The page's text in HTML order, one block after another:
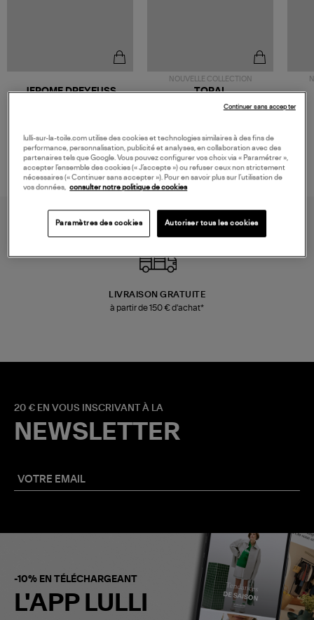
JEROME DREYFUSS
NOUVELLE COLLECTION
TORAL
Mocassins Killian Sport
Mousse
LIVRAISON GRATUITE
à partir de 150 € d'achat*
20 € EN VOUS INSCRIVANT À LA
NEWSLETTER
-10% EN TÉLÉCHARGEANT
L'APP LULLI
lulli-sur-la-toile.com utilise des cookies et technologies similaires à des fins de
performance, personnalisation, publicité et analyses, en collaboration avec des
partenaires tels que Google. Vous pouvez configurer vos choix via « Paramétrer »,
accepter l’ensemble des cookies (« J’accepte ») ou refuser ceux non strictement
nécessaires (« Continuer sans accepter »). Pour en savoir plus sur l’utilisation de
vos données, consulter notre politique de cookies
Paramètres des cookies Autoriser tous les cookies
Continuer sans accepter